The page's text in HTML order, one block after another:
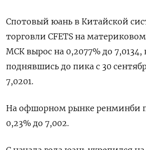
Спотовый юань в Китайской
торговли CFETS на материковом
МСК вырос на 0,⁠2077% до​ 7,0134,
поднявшись до пика с ⁠30
7,0201.
На офшорном рынке ренминби
0,23% до 7,002.